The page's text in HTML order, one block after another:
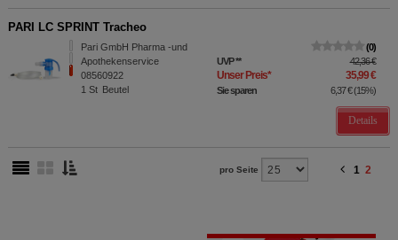
PARI LC SPRINT Tracheo
Pari GmbH Pharma -und
Apothekenservice
08560922
1 St Beutel
0
UVP** 42,36 €
Unser Preis* 35,99 €
Sie sparen 6,37 €(15%)
Details
pro Seite 1 2